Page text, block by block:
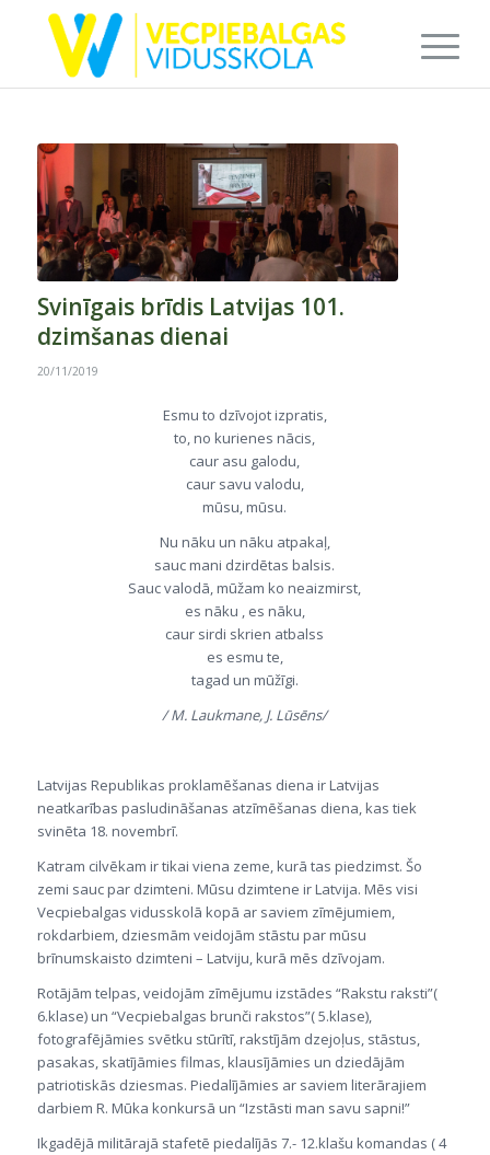
Svinīgais brīdis Latvijas 101.
dzimšanas dienai
20/11/2019
Esmu to dzīvojot izpratis,
to, no kurienes nācis,
caur asu galodu,
caur savu valodu,
mūsu, mūsu.
Nu nāku un nāku atpakaļ,
sauc mani dzirdētas balsis.
Sauc valodā, mūžam ko neaizmirst,
es nāku , es nāku,
caur sirdi skrien atbalss
es esmu te,
tagad un mūžīgi.
/ M. Laukmane, J. Lūsēns/
Latvijas Republikas proklamēšanas diena ir Latvijas
neatkarības pasludināšanas atzīmēšanas diena, kas tiek
svinēta 18. novembrī.
Katram cilvēkam ir tikai viena zeme, kurā tas piedzimst. Šo
zemi sauc par dzimteni. Mūsu dzimtene ir Latvija. Mēs visi
Vecpiebalgas vidusskolā kopā ar saviem zīmējumiem,
rokdarbiem, dziesmām veidojām stāstu par mūsu
brīnumskaisto dzimteni – Latviju, kurā mēs dzīvojam.
Rotājām telpas, veidojām zīmējumu izstādes “Rakstu raksti”(
6.klase) un “Vecpiebalgas brunči rakstos”( 5.klase),
fotografējāmies svētku stūrītī, rakstījām dzejoļus, stāstus,
pasakas, skatījāmies filmas, klausījāmies un dziedājām
patriotiskās dziesmas. Piedalījāmies ar saviem literārajiem
darbiem R. Mūka konkursā un “Izstāsti man savu sapni!”
Ikgadējā militārajā stafetē piedalījās 7.- 12.klašu komandas ( 4